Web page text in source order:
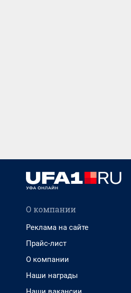
О компании
Реклама на сайте
Прайс-лист
О компании
Наши награды